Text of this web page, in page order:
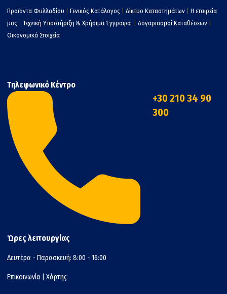
Προϊόντα Φυλλαδίου Γενικός Κατάλογος Δίκτυο Καταστημάτων
Η εταιρεία
μας
Τεχνική Υποστήριξη & Χρήσιμα Έγγραφα Λογαριασμοί Καταθέσεων
Οικονομικά Στοιχεία
Τηλεφωνικό Κέντρο
+30 210 34 90
300
Ώρες λειτουργίας
Δευτέρα - Παρασκευή: 8:00 - 16:00
Επικοινωνία Χάρτης